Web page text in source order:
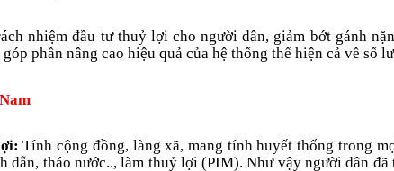
nhiệm đầu tư thuỷ lợi cho người dân, giảm bớt gánh
phần nâng cao hiệu quả của hệ thống thể hiện cả về số
Nam
Tính cộng đồng, làng xã, mang tính huyết thống trong
dẫn, tháo nước.., làm thuỷ lợi (PIM). Như vậy người dân